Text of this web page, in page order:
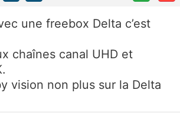
une freebox Delta c’est
chaînes canal UHD et
vision non plus sur la Delta